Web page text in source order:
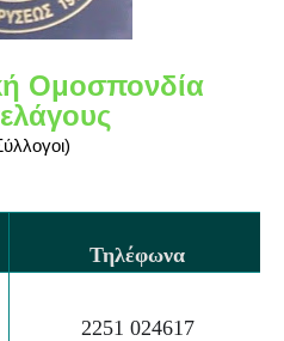
Ομοσπονδία
Τηλέφωνα
2251 024617